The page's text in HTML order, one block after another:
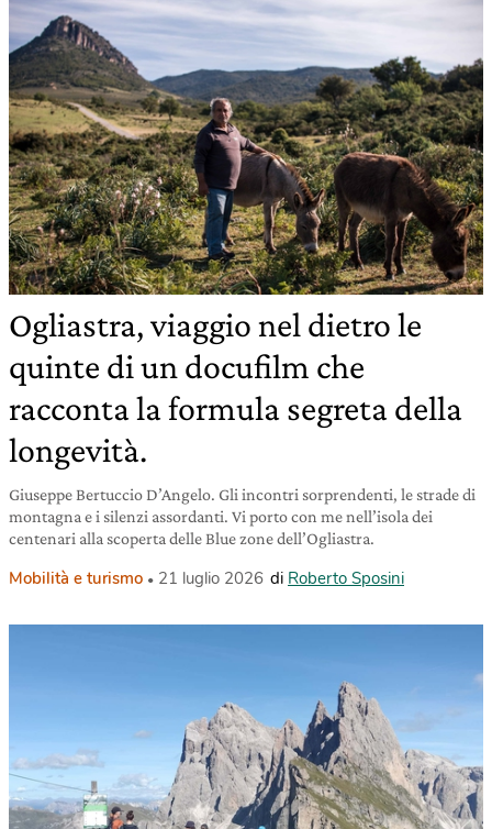
Ogliastra, viaggio nel dietro le
quinte di un docufilm che
racconta la formula segreta della
longevità.
Giuseppe Bertuccio D’Angelo. Gli incontri sorprendenti, le strade di
montagna e i silenzi assordanti. Vi porto con me nell’isola dei
centenari alla scoperta delle Blue zone dell’Ogliastra.
Mobilità e turismo 21 luglio 2026 di Roberto Sposini